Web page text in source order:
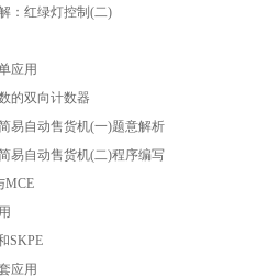
：红绿灯控制(二)
应用
的双向计数器
易自动售货机(一)题意解析
易自动售货机(二)程序编写
MCE
SKPE
应用